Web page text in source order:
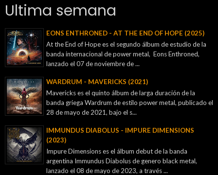
Ultima semana
EONS ENTHRONED - AT THE END OF HOPE (2025)
At the End of Hope es el segundo álbum de estudio de la
banda internacional de power metal, Eons Enthroned,
lanzado el 07 de noviembre de ...
WARDRUM - MAVERICKS (2021)
Mavericks es el quinto álbum de larga duración de la
banda griega Wardrum de estilo power metal, publicado el
28 de mayo de 2021, bajo el s...
IMMUNDUS DIABOLUS - IMPURE DIMENSIONS
(2023)
Impure Dimensions es el álbum debut de la banda
argentina Immundus Diabolus de genero black metal,
lanzado el 08 de mayo de 2023, a través ...